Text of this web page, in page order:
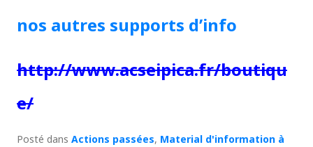
nos autres supports d’info
http://www.acseipica.fr/boutiqu
e/
Posté dans Actions passées, Material d'information à